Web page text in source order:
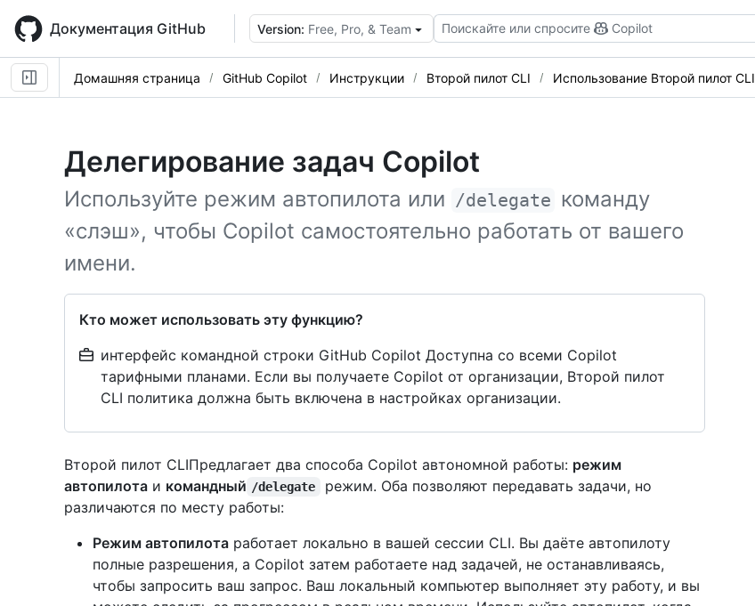
main
content
Документация GitHub Version: Free, Pro, & Team Поискайте или спросите Copilot
Домашняя страница GitHub Copilot Инструкции Второй пилот CLI Использование Второй пилот CLI
Делегирование задач Copilot
Используйте режим автопилота или /delegate команду
«слэш», чтобы Copilot самостоятельно работать от вашего
имени.
Кто может использовать эту функцию?
интерфейс командной строки GitHub Copilot Доступна со всеми Copilot
тарифными планами. Если вы получаете Copilot от организации, Второй пилот
CLI политика должна быть включена в настройках организации.
Второй пилот CLIПредлагает два способа Copilot автономной работы: режим
автопилота и командный /delegate
режим. Оба позволяют передавать задачи, но
различаются по месту работы:
Режим автопилота работает локально в вашей сессии CLI. Вы даёте автопилоту
полные разрешения, а Copilot затем работаете над задачей, не останавливаясь,
чтобы запросить ваш запрос. Ваш локальный компьютер выполняет эту работу, и вы